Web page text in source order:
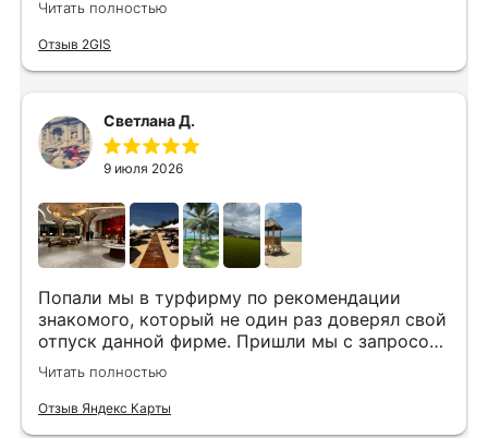
в шаговой доступности большое количество
достопримечательностей и мест где можно
Читать полностью
Отзыв 2GIS
Светлана Д.
9 июля 2026
Попали мы в турфирму по рекомендации
знакомого, который не один раз доверял свой
отпуск данной фирме. Пришли мы с запросом
«хочу то, не знаю что», было несколько
направлений, но куда точно хотим,
представления не имели. Нашим агентом была
Читать полностью
Отзыв Яндекс Карты